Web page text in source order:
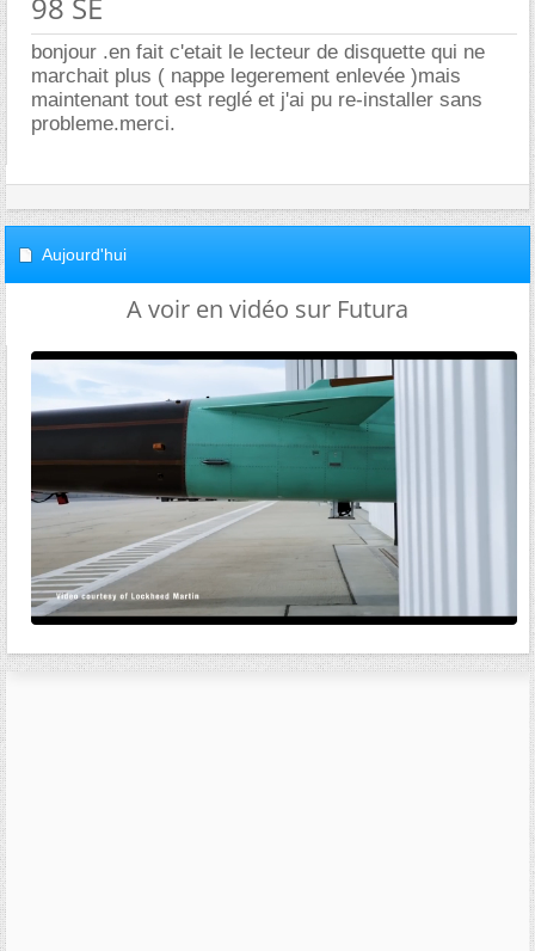
bonjour .en fait c'etait le lecteur de disquette qui ne
marchait plus ( nappe legerement enlevée )mais
maintenant tout est reglé et j'ai pu re-installer sans
probleme.merci.
Aujourd'hui
A voir en vidéo sur Futura